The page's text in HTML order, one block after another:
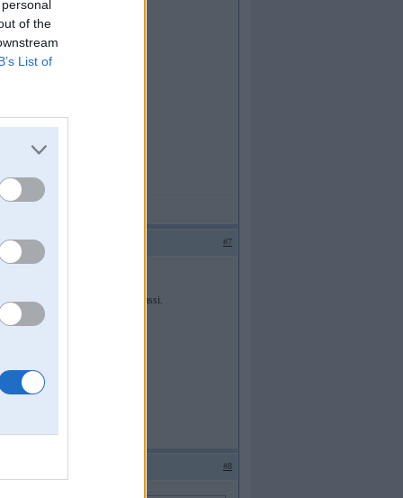
of the
List of
#7
citu masinu, vai gazsanai pa trassi.
#8